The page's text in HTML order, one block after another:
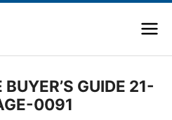
GUIDE 21-
0091